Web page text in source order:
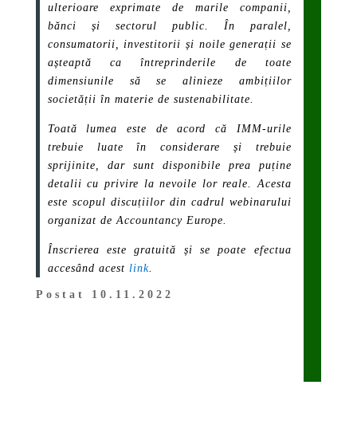
ulterioare exprimate de marile companii,
bănci și sectorul public. În paralel,
consumatorii, investitorii și noile generații se
așteaptă ca întreprinderile de toate
dimensiunile să se alinieze ambițiilor
societății în materie de sustenabilitate.
Toată lumea este de acord că IMM-urile
trebuie luate în considerare și trebuie
sprijinite, dar sunt disponibile prea puține
detalii cu privire la nevoile lor reale. Acesta
este scopul discuțiilor din cadrul webinarului
organizat de Accountancy Europe.
Înscrierea este gratuită și se poate efectua
accesând acest link.
Postat 10.11.2022